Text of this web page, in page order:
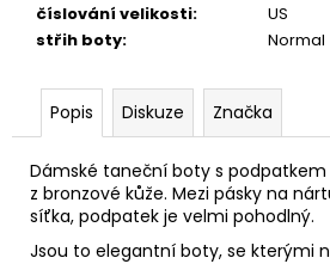
číslování velikosti:
US
střih boty: Normal
Popis Diskuze Značka
Dámské taneční boty s
z bronzové kůže. Mezi pásky na
síťka, podpatek je velmi pohodlný.
Jsou to elegantní boty, se kterými